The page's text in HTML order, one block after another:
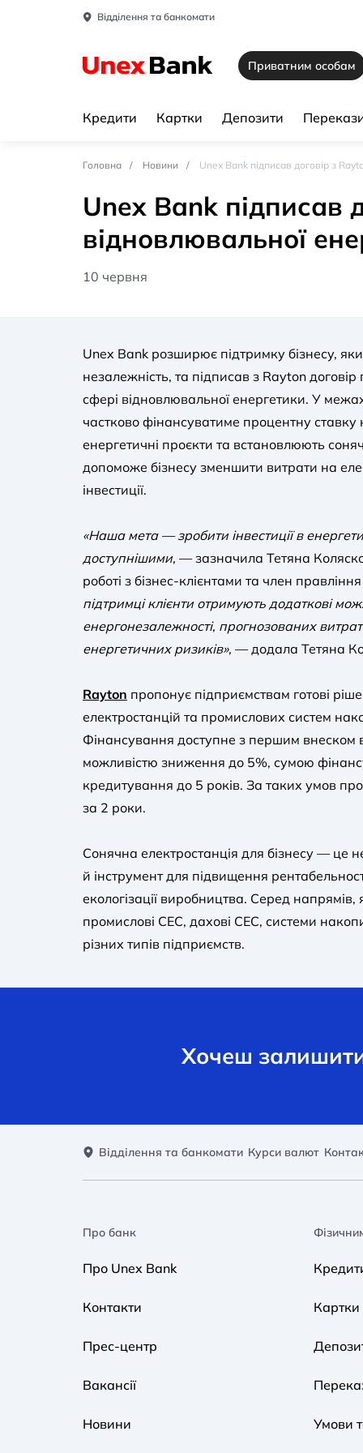
Відділення та банкомати
Приватним особам
Кредити Картки Депозити
Головна Новини Unex Bank підписав договір з
Unex Bank підписав
відновлювальної
10 червня
Unex Bank розширює підтримку бізнесу,
незалежність, та підписав з Rayton
сфері відновлювальної енергетики. У
частково фінансуватиме процентну ставку
енергетичні проєкти та встановлюють
допоможе бізнесу зменшити витрати на
інвестиції.
«Наша мета — зробити інвестиції в
доступнішими, — зазначила Тетяна
роботі з бізнес-клієнтами та член
підтримці клієнти отримують додаткові
енергонезалежності, прогнозованих витрат
енергетичних ризиків», — додала Тетяна
Rayton пропонує підприємствам готові
електростанцій та промислових систем
Фінансування доступне з першим внеском
можливістю зниження до 5%, сумою
кредитування до 5 років. За таких умов
за 2 роки.
Сонячна електростанція для бізнесу — це
й інструмент для підвищення
екологізації виробництва. Серед
промислові СЕС, дахові СЕС, системи
різних типів підприємств.
Хочеш
Відділення та банкомати Курси валют
Про банк
Про Unex Bank
Контакти
Прес-центр
Вакансії
Новини
Картки
Умови